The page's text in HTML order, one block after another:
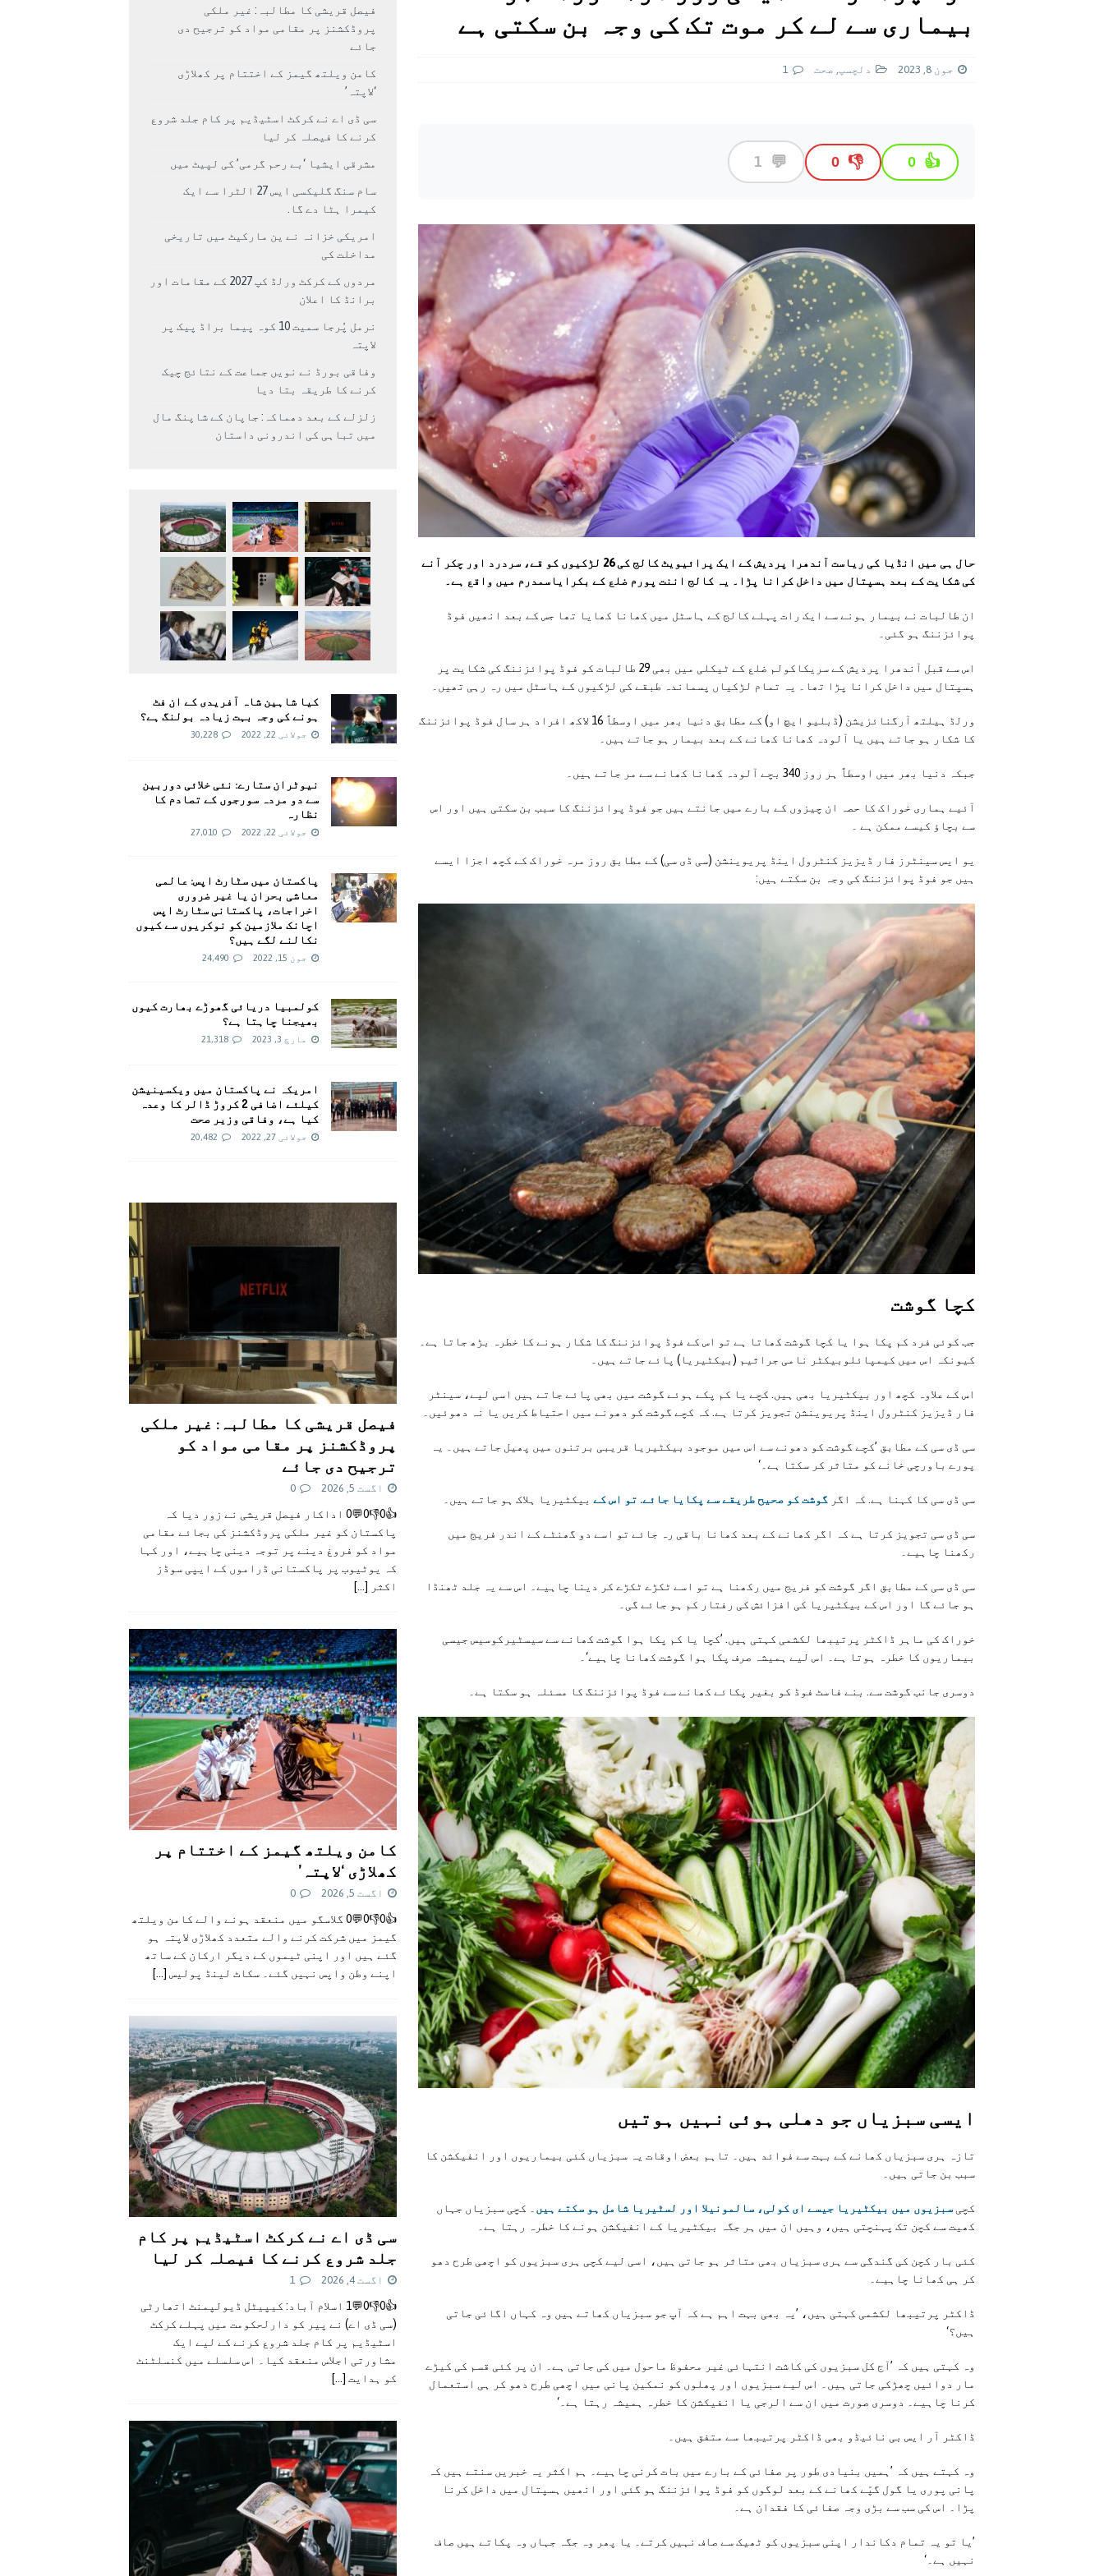
[ اگست 5, 2026 ] فیصل قریشی کا مطالبہ: غیر ملکی پروڈکشنز پر مقامی مواد کو ترجیح دی جائے
پاکستان
بیماری سے لے کر موت تک کی وجہ بن سکتی ہے
جون 8, 2023 دلچسپ, صحت 1
👍
0
👎
0
💬
1
حال ہی میں انڈیا کی ریاست آندھرا پردیش کے ایک پرائیویٹ کالج کی 26 لڑکیوں کو قے، سردرد اور چکر آنے
کی شکایت کے بعد ہسپتال میں داخل کرانا پڑا۔ یہ کالج اننت پورم ضلع کے بکرایاسمدرم میں واقع ہے۔
ان طالبات نے بیمار ہونے سے ایک رات پہلے کالج کے ہاسٹل میں کھانا کھایا تھا جس کے بعد انھیں فوڈ
پوائزننگ ہو گئی۔
اس سے قبل آندھرا پردیش کے سریکاکولم ضلع کے ٹیکلی میں بھی 29 طالبات کو فوڈ پوائزننگ کی شکایت پر
ہسپتال میں داخل کرانا پڑا تھا۔ یہ تمام لڑکیاں پسماندہ طبقے کی لڑکیوں کے ہاسٹل میں رہ رہی تھیں۔
ورلڈ ہیلتھ آرگنائزیشن (ڈبلیو ایچ او) کے مطابق دنیا بھر میں اوسطاً 16 لاکھ افراد ہر سال فوڈ پوائزننگ
کا شکار ہو جاتے ہیں یا آلودہ کھانا کھانے کے بعد بیمار ہو جاتے ہیں۔
جبکہ دنیا بھر میں اوسطاً ہر روز 340 بچے آلودہ کھانا کھانے سے مر جاتے ہیں۔
آئیے ہماری خوراک کا حصہ ان چیزوں کے بارے میں جانتے ہیں جو فوڈ پوائزننگ کا سبب بن سکتی ہیں اور اس
سے بچاؤ کیسے ممکن ہے ۔
یو ایس سینٹرز فار ڈیزیز کنٹرول اینڈ پریوینشن (سی ڈی سی) کے مطابق روز مرہ خوراک کے کچھ اجزا ایسے
ہیں جو فوڈ پوائزننگ کی وجہ بن سکتے ہیں:
کچا گوشت
جب کوئی فرد کم پکا ہوا یا کچا گوشت کھاتا ہے تو اس کے فوڈ پوائزننگ کا شکار ہونے کا خطرہ بڑھ جاتا ہے۔
کیونکہ اس میں کیمپائلوبیکٹر نامی جراثیم (بیکٹیریا) پائے جاتے ہیں۔
اس کے علاوہ کچھ اور بیکٹیریا بھی ہیں. کچے یا کم پکے ہوئے گوشت میں بھی پائے جاتے ہیں اسی لیے، سینٹر
فار ڈیزیز کنٹرول اینڈ پریوینشن تجویز کرتا ہے. کہ کچے گوشت کو دھونے میں احتیاط کریں یا نہ دھوئیں۔
سی ڈی سی کے مطابق ’کچے گوشت کو دھونے سے اس میں موجود بیکٹیریا قریبی برتنوں میں پھیل جاتے ہیں۔ یہ
پورے باورچی خانے کو متاثر کر سکتا ہے۔‘
سی ڈی سی کا کہنا ہے. کہ اگر گوشت کو صحیح طریقے سے پکایا جائے. تو اس کے بیکٹیریا ہلاک ہو جاتے ہیں۔
سی ڈی سی تجویز کرتا ہے کہ اگر کھانے کے بعد کھانا باقی رہ جائے تو اسے دو گھنٹے کے اندر فریج میں
رکھنا چاہیے۔
سی ڈی سی کے مطابق اگر گوشت کو فریج میں رکھنا ہے تو اسے ٹکڑے ٹکڑے کر دینا چاہیے۔ اس سے یہ جلد ٹھنڈا
ہو جائے گا اور اس کے بیکٹیریا کی افزائش کی رفتار کم ہو جائے گی۔
خوراک کی ماہر ڈاکٹر پرتیبھا لکشمی کہتی ہیں. ’کچا یا کم پکا ہوا گوشت کھانے سے سیسٹیرکوسیس جیسی
بیماریوں کا خطرہ ہوتا ہے۔ اس لیے ہمیشہ صرف پکا ہوا گوشت کھانا چاہیے‘۔
دوسری جانب گوشت سے. بنے فاسٹ فوڈ کو بغیر پکائے کھانے سے فوڈ پوائزننگ کا مسئلہ ہو سکتا ہے۔
ایسی سبزیاں جو دھلی ہوئی نہیں ہوتیں
تازہ ہری سبزیاں کھانے کے بہت سے فوائد ہیں۔ تاہم بعض اوقات یہ سبزیاں کئی بیماریوں اور انفیکشن کا
سبب بن جاتی ہیں۔
کچی سبزیوں میں بیکٹیریا جیسے ای کولی، سالمونیلا اور لسٹیریا شامل ہو سکتے ہیں ۔ کچی سبزیاں جہاں
کھیت سے کچن تک پہنچتی ہیں، وہیں ان میں ہر جگہ بیکٹیریا کے انفیکشن ہونے کا خطرہ رہتا ہے۔
کئی بار کچن کی گندگی سے ہری سبزیاں بھی متاثر ہو جاتی ہیں، اسی لیے کچی ہری سبزیوں کو اچھی طرح دھو
کر ہی کھانا چاہیے۔
ڈاکٹر پرتیبھا لکشمی کہتی ہیں، ’یہ بھی بہت اہم ہے کہ آپ جو سبزیاں کھاتے ہیں وہ کہاں اگائی جاتی
ہیں؟‘
وہ کہتی ہیں کہ ’آج کل سبزیوں کی کاشت انتہائی غیر محفوظ ماحول میں کی جاتی ہے۔ ان پر کئی قسم کی کیڑے
مار دوائیں چھڑکی جاتی ہیں۔ اس لیے سبزیوں اور پھلوں کو نمکین پانی میں اچھی طرح دھو کر ہی استعمال
کرنا چاہیے۔ دوسری صورت میں ان سے الرجی یا انفیکشن کا خطرہ ہمیشہ رہتا ہے۔‘
ڈاکٹر آر ایس بی نائیڈو بھی ڈاکٹر پرتیبھا سے متفق ہیں۔
وہ کہتے ہیں کہ ’ہمیں بنیادی طور پر صفائی کے بارے میں بات کرنی چاہیے۔ ہم اکثر یہ خبریں سنتے ہیں کہ
پانی پوری یا گول گپّے کھانے کے بعد لوگوں کو فوڈ پوائزننگ ہو گئی اور انھیں ہسپتال میں داخل کرنا
پڑا۔ اس کی سب سے بڑی وجہ صفائی کا فقدان ہے۔
’یا تو یہ تمام دکاندار اپنی سبزیوں کو ٹھیک سے صاف نہیں کرتے۔ یا پھر وہ جگہ جہاں وہ پکاتے ہیں صاف
نہیں ہے۔‘
فیصل قریشی کا مطالبہ: غیر ملکی
پروڈکشنز پر مقامی مواد کو ترجیح دی
جائے
کامن ویلتھ گیمز کے اختتام پر کھلاڑی
‘لاپتہ’
سی ڈی اے نے کرکٹ اسٹیڈیم پر کام جلد شروع
کرنے کا فیصلہ کر لیا
مشرقی ایشیا ‘بے رحم گرمی’ کی لپیٹ میں
سام سنگ گلیکسی ایس 27 الٹرا سے ایک
کیمرا ہٹا دے گا.
امریکی خزانہ نے ین مارکیٹ میں تاریخی
مداخلت کی
مردوں کے کرکٹ ورلڈ کپ 2027 کے مقامات اور
برانڈ کا اعلان
نرمل پُرجا سمیت 10 کوہ پیما براڈ پیک پر
لاپتہ
وفاقی بورڈ نے نویں جماعت کے نتائج چیک
کرنے کا طریقہ بتا دیا
زلزلے کے بعد دھماکہ: جاپان کے شاپنگ مال
میں تباہی کی اندرونی داستان
کیا شاہین شاہ آفریدی کے ان فٹ
ہونے کی وجہ بہت زیادہ بولنگ ہے؟
جولائی 22, 2022 30,228
نیوٹران ستارے: نئی خلائی دوربین
سے دو مردہ سورجوں کے تصادم کا
نظارہ
جولائی 22, 2022 27,010
پاکستان میں سٹارٹ اپس: عالمی
معاشی بحران یا غیر ضروری
اخراجات، پاکستانی سٹارٹ اپس
اچانک ملازمین کو نوکریوں سے کیوں
نکالنے لگے ہیں؟
جون 15, 2022 24,490
کولمبیا دریائی گھوڑے بھارت کیوں
بھیجنا چاہتا ہے؟
مارچ 3, 2023 21,318
امريکہ نے پاکستان میں ویکسینیشن
کیلئے اضافی 2 کروڑ ڈالر کا وعدہ
کیا ہے، وفاقی وزیر صحت
جولائی 27, 2022 20,482
فیصل قریشی کا مطالبہ: غیر ملکی
پروڈکشنز پر مقامی مواد کو
ترجیح دی جائے
اگست 5, 2026 0
👍0👎0💬0 اداکار فیصل قریشی نے زور دیا کہ
پاکستان کو غیر ملکی پروڈکشنز کی بجائے مقامی
مواد کو فروغ دینے پر توجہ دینی چاہیے، اور کہا
کہ یوٹیوب پر پاکستانی ڈراموں کے ایپی سوڈز
اکثر
[...]
کامن ویلتھ گیمز کے اختتام پر
کھلاڑی ‘لاپتہ’
اگست 5, 2026 0
👍0👎0💬0 گلاسگو میں منعقد ہونے والے کامن ویلتھ
گیمز میں شرکت کرنے والے متعدد کھلاڑی لاپتہ ہو
گئے ہیں اور اپنی ٹیموں کے دیگر ارکان کے ساتھ
اپنے وطن واپس نہیں گئے۔ سکاٹ لینڈ پولیس [...]
سی ڈی اے نے کرکٹ اسٹیڈیم پر کام
جلد شروع کرنے کا فیصلہ کر لیا
اگست 4, 2026 1
👍0👎0💬1 اسلام آباد: کیپیٹل ڈیولپمنٹ اتھارٹی
(سی ڈی اے) نے پیر کو دارلحکومت میں پہلے کرکٹ
اسٹیڈیم پر کام جلد شروع کرنے کے لیے ایک
مشاورتی اجلاس منعقد کیا۔ اس سلسلے میں کنسلٹنٹ
کو ہدایت [...]